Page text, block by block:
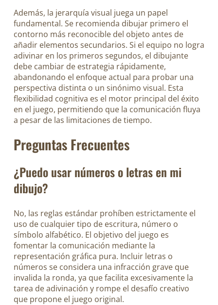
Además, la jerarquía visual juega un papel
fundamental. Se recomienda dibujar primero el
contorno más reconocible del objeto antes de
añadir elementos secundarios. Si el equipo no logra
adivinar en los primeros segundos, el dibujante
debe cambiar de estrategia rápidamente,
abandonando el enfoque actual para probar una
perspectiva distinta o un sinónimo visual. Esta
flexibilidad cognitiva es el motor principal del éxito
en el juego, permitiendo que la comunicación fluya
a pesar de las limitaciones de tiempo.
Preguntas Frecuentes
¿Puedo usar números o letras en mi
dibujo?
No, las reglas estándar prohíben estrictamente el
uso de cualquier tipo de escritura, número o
símbolo alfabético. El objetivo del juego es
fomentar la comunicación mediante la
representación gráfica pura. Incluir letras o
números se considera una infracción grave que
invalida la ronda, ya que facilita excesivamente la
tarea de adivinación y rompe el desafío creativo
que propone el juego original.